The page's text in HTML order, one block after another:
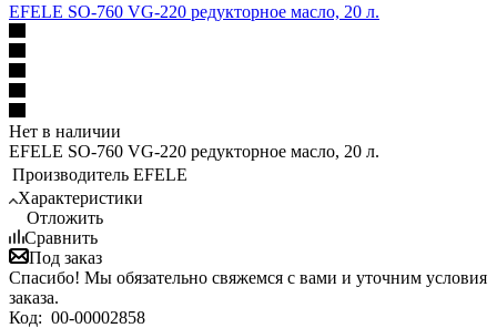
EFELE SO-760 VG-220 редукторное масло, 20 л.
Нет в наличии
EFELE SO-760 VG-220 редукторное масло, 20 л.
Производитель EFELE
Характеристики
Отложить
Сравнить
Под заказ
Спасибо! Мы обязательно свяжемся с вами и уточним условия
заказа.
Код: 00-00002858